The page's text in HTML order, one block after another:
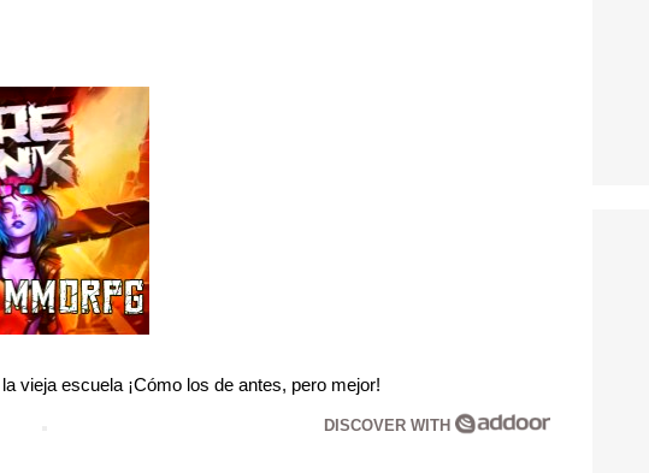
vieja escuela ¡Cómo los de antes, pero mejor!
DISCOVER WITH